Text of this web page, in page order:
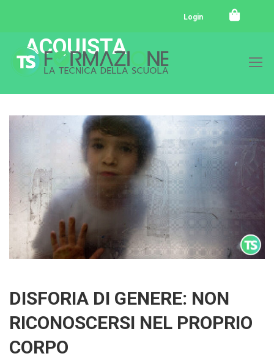
Login
ACQUISTA
DISFORIA DI GENERE: NON
RICONOSCERSI NEL PROPRIO
CORPO